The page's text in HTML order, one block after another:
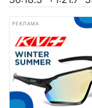
РЕКЛАМА